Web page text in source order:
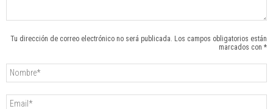
Tu dirección de correo electrónico no será publicada. Los campos obligatorios están
marcados con *